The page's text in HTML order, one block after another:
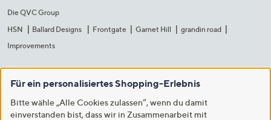
Die QVC Group
HSN
Ballard Designs Frontgate Garnet Hill
grandin road
Improvements
Für ein personalisiertes Shopping-Erlebnis
Bitte wähle „Alle Cookies zulassen“, wenn du damit
einverstanden bist, dass wir in Zusammenarbeit mit